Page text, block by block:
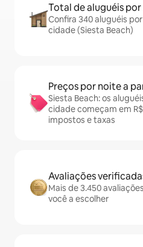
Total de aluguéis
Confira 340 aluguéis
cidade (Siesta Beach)
Preços por noite a
Siesta Beach: os
cidade começam em
impostos e taxas
Avaliações
Mais de 3.450
você a escolher